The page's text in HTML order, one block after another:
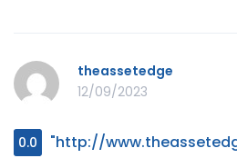
theassetedge
12/09/2023
0.0 "http://